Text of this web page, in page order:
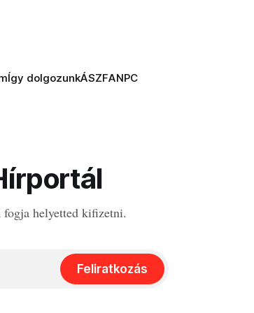
Így dolgozunkÁSZFANPC
fogja helyetted kifizetni.
Feliratkozás